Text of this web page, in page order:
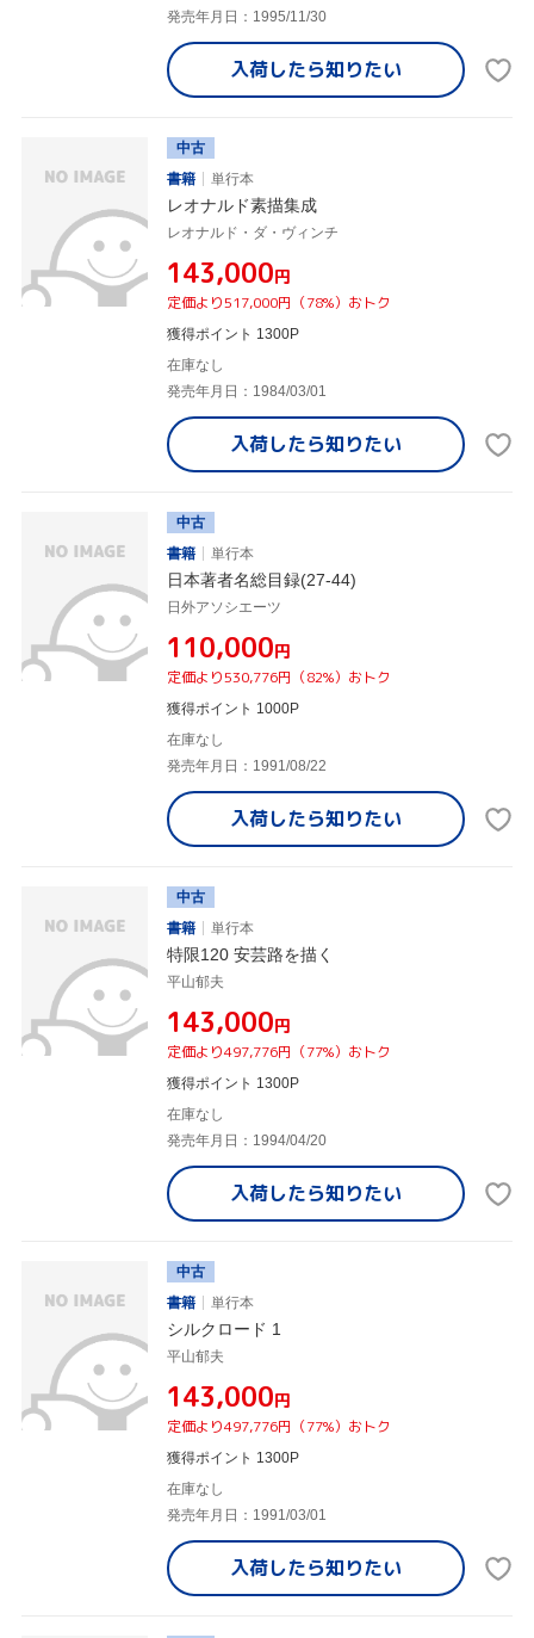
発売年月日：1995/11/30
入荷したら知りたい
中古
書籍
単行本
レオナルド素描集成
レオナルド・ダ・ヴィンチ
¥143,000円
定価より517,000円（78%）おトク
獲得ポイント 1300P
在庫なし
発売年月日：1984/03/01
入荷したら知りたい
中古
書籍
単行本
日本著者名総目録(27-44)
日外アソシエーツ
¥110,000円
定価より530,776円（82%）おトク
獲得ポイント 1000P
在庫なし
発売年月日：1991/08/22
入荷したら知りたい
中古
書籍
単行本
特限120 安芸路を描く
平山郁夫
¥143,000円
定価より497,776円（77%）おトク
獲得ポイント 1300P
在庫なし
発売年月日：1994/04/20
入荷したら知りたい
中古
書籍
単行本
シルクロード 1
平山郁夫
¥143,000円
定価より497,776円（77%）おトク
獲得ポイント 1300P
在庫なし
発売年月日：1991/03/01
入荷したら知りたい